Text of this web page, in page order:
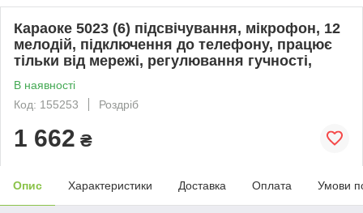
Караоке 5023 (6) підсвічування, мікрофон, 12
мелодій, підключення до телефону, працює
тільки від мережі, регулювання гучності,
В наявності
Код: 155253
Роздріб
1 662 ₴
Опис Характеристики Доставка Оплата Умови